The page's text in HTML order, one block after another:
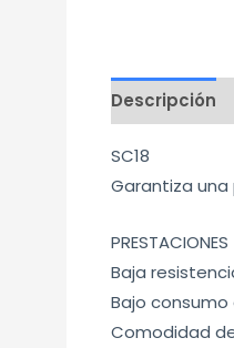
Descripción
SC18
Garantiza
PRESTACIONES
Baja
Bajo
Comodidad